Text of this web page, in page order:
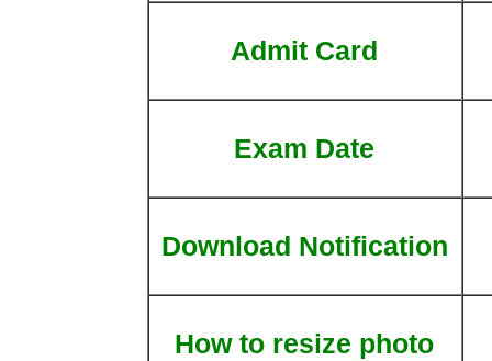
Admit Card
Exam Date
Download Notification
How to resize photo